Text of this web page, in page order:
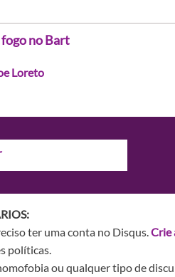
no Bart
Loreto
ter uma conta no Disqus.Crie
políticas.
ou qualquer tipo de